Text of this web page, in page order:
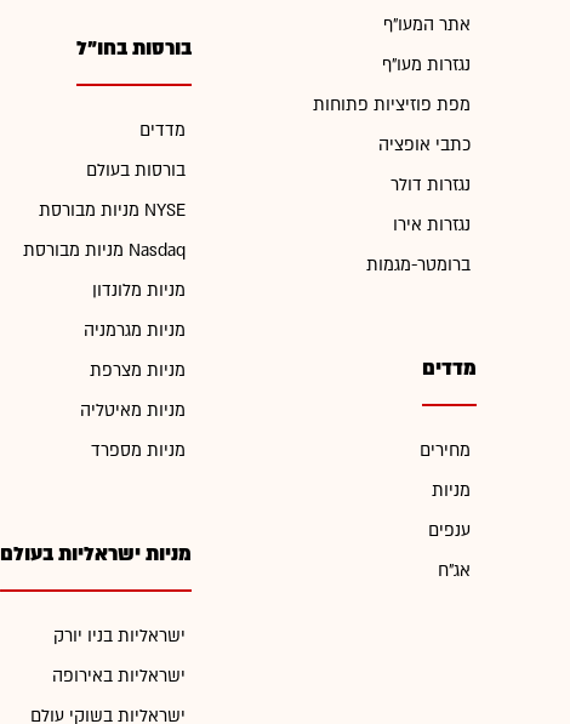
אתר המעו"ף
נגזרות מעו"ף
מפת פוזיציות פתוחות
כתבי אופציה
נגזרות דולר
נגזרות אירו
ברומטר-מגמות
מדדים
מחירים
מניות
ענפים
אג"ח
בורסות בחו"ל
מדדים
בורסות בעולם
מניות מבורסת NYSE
מניות מבורסת Nasdaq
מניות מלונדון
מניות מגרמניה
מניות מצרפת
מניות מאיטליה
מניות מספרד
מניות ישראליות בעולם
ישראליות בניו יורק
ישראליות באירופה
ישראליות בשוקי עולם